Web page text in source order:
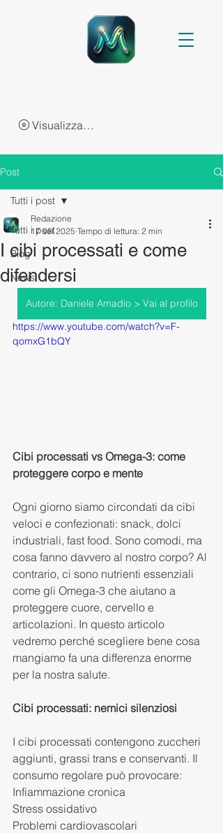
Visualizza punti
Post
Tutti i post
Blog
News
Tutti i post
I cibi processati e come
difendersi
Redazione
17 set 2025 Tempo di lettura: 2 min
Autore: Daniele Amadio > Vai al profilo
https://www.youtube.com/watch?v=F-
qomxG1bQY
Cibi processati vs Omega-3: come
proteggere corpo e mente
Ogni giorno siamo circondati da cibi
veloci e confezionati: snack, dolci
industriali, fast food. Sono comodi, ma
cosa fanno davvero al nostro corpo? Al
contrario, ci sono nutrienti essenziali
come gli Omega-3 che aiutano a
proteggere cuore, cervello e
articolazioni. In questo articolo
vedremo perché scegliere bene cosa
mangiamo fa una differenza enorme
per la nostra salute.
Cibi processati: nemici silenziosi
I cibi processati contengono zuccheri
aggiunti, grassi trans e conservanti. Il
consumo regolare può provocare:
Infiammazione cronica
Stress ossidativo
Problemi cardiovascolari